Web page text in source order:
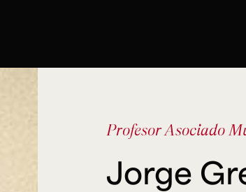
Plásticas, Electrónicas y
Jorge
Profesor Asociado